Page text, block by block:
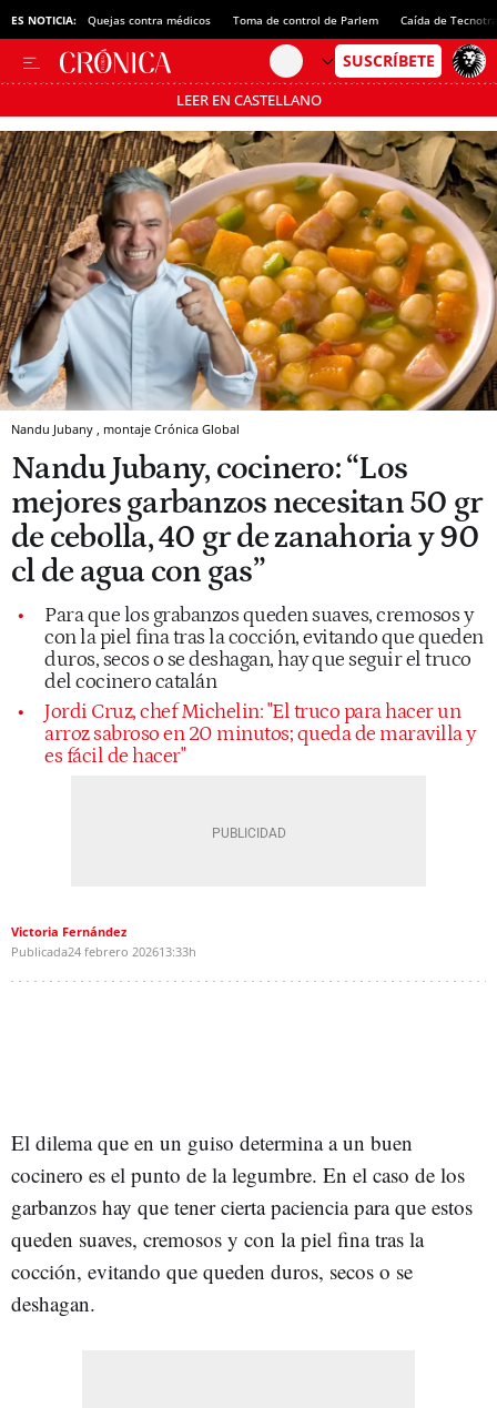
ES NOTICIA: Quejas contra médicos Toma de control de Parlem Caída de
LEER EN CASTELLANO
Pásate al MODO AHORRO
Nandu Jubany , montaje Crónica Global
Nandu Jubany, cocinero: “Los
mejores garbanzos necesitan 50 gr
de cebolla, 40 gr de zanahoria y 90
cl de agua con gas”
Para que los grabanzos queden suaves, cremosos y
con la piel fina tras la cocción, evitando que queden
duros, secos o se deshagan, hay que seguir el truco
del cocinero catalán
Jordi Cruz, chef Michelin: "El truco para hacer un
arroz sabroso en 20 minutos; queda de maravilla y
es fácil de hacer"
Victoria Fernández
Publicada24 febrero 202613:33h
El dilema que en un guiso determina a un buen
cocinero es el punto de la legumbre. En el caso de los
garbanzos hay que tener cierta paciencia para que estos
queden suaves, cremosos y con la piel fina tras la
cocción, evitando que queden duros, secos o se
deshagan.